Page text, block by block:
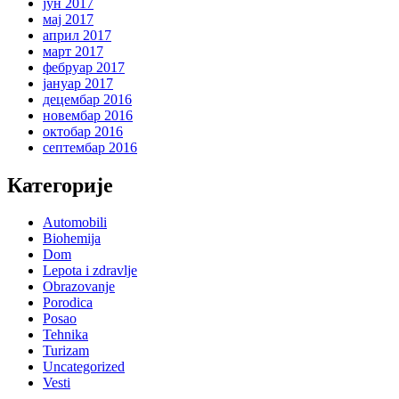
мај 2017
април 2017
март 2017
фебруар 2017
јануар 2017
децембар 2016
новембар 2016
октобар 2016
септембар 2016
Категорије
Automobili
Biohemija
Dom
Lepota i zdravlje
Obrazovanje
Porodica
Posao
Tehnika
Turizam
Uncategorized
Vesti